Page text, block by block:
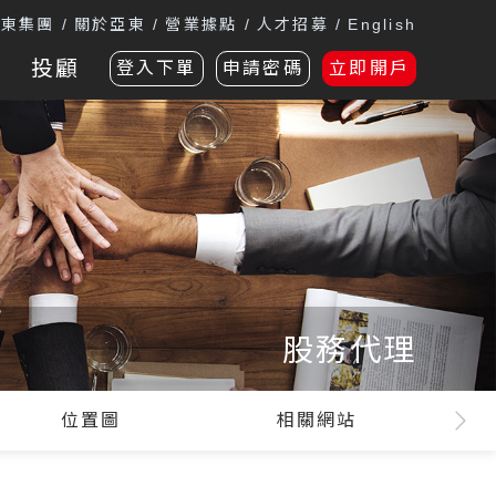
集團 關於亞東 營業據點 人才招募 English
投顧 登入下單 申請密碼 立即開戶
股務代理
位置圖 相關網站